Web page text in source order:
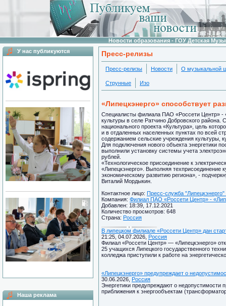
Новости образования - ГОУ Детская
У нас публикуются
Наша реклама
Пресс-релизы
Пресс-релизы Новости О музыкальной
Струнные Изо
«Липецкэнерго» способствует
Специалисты филиала ПАО «Россети Центр» -
культуры в селе Ратчино Добровского
национального проекта «Культура», цель
и в отдаленных населенных пунктах по всей
содержанием сельские учреждения культуры,
Для подключения нового объекта энергетики
выполнили установку системы учета
рублей.
«Технологическое присоединение к
«Липецкэнерго». Выполняя техприсоединение
экономическому развитию региона», -
Виталий Мордыкин.
Контактное лицо: Пресс-служба
Компания: Филиал ПАО «Россети Центр» -
Добавлен: 18:39, 17.12.2021
Количество просмотров: 648
Страна: Россия
В липецком филиале «Россети Центр» дан
21:25, 04.07.2026, Россия
Филиал «Россети Центр» — «Липецкэнерго»
25 учащихся Липецкого государственного
колледжа приступили к работе на
«Липецкэнерго» предупреждает о
30.06.2026, Россия
Энергетики предупреждают о недопустимости
приближения к энергообъектам